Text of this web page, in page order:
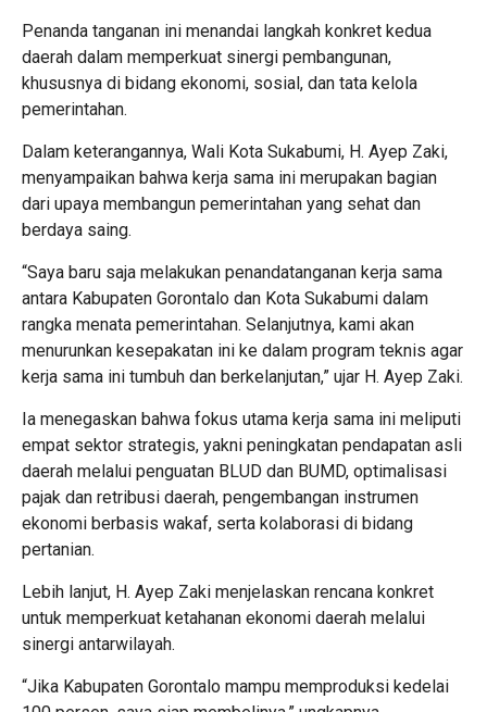
Penanda tanganan ini menandai langkah konkret kedua
daerah dalam memperkuat sinergi pembangunan,
khususnya di bidang ekonomi, sosial, dan tata kelola
pemerintahan.
Dalam keterangannya, Wali Kota Sukabumi, H. Ayep Zaki,
menyampaikan bahwa kerja sama ini merupakan bagian
dari upaya membangun pemerintahan yang sehat dan
berdaya saing.
“Saya baru saja melakukan penandatanganan kerja sama
antara Kabupaten Gorontalo dan Kota Sukabumi dalam
rangka menata pemerintahan. Selanjutnya, kami akan
menurunkan kesepakatan ini ke dalam program teknis agar
kerja sama ini tumbuh dan berkelanjutan,” ujar H. Ayep Zaki.
Ia menegaskan bahwa fokus utama kerja sama ini meliputi
empat sektor strategis, yakni peningkatan pendapatan asli
daerah melalui penguatan BLUD dan BUMD, optimalisasi
pajak dan retribusi daerah, pengembangan instrumen
ekonomi berbasis wakaf, serta kolaborasi di bidang
pertanian.
Lebih lanjut, H. Ayep Zaki menjelaskan rencana konkret
untuk memperkuat ketahanan ekonomi daerah melalui
sinergi antarwilayah.
“Jika Kabupaten Gorontalo mampu memproduksi kedelai